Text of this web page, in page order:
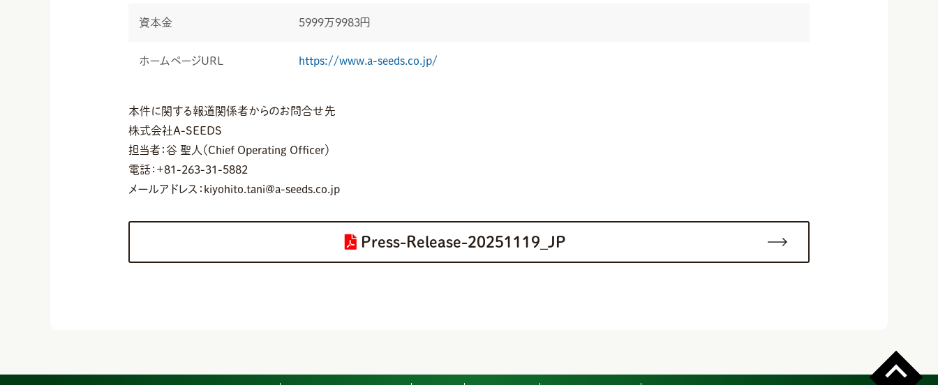
資本金 5999万9983円
ホームページURL https://www.a-seeds.co.jp/
本件に関する報道関係者からのお問合せ先
株式会社A-SEEDS
担当者：谷 聖人（Chief Operating Officer）
電話：+81-263-31-5882
メールアドレス：kiyohito.tani@a-seeds.co.jp
Press-Release-20251119_JP